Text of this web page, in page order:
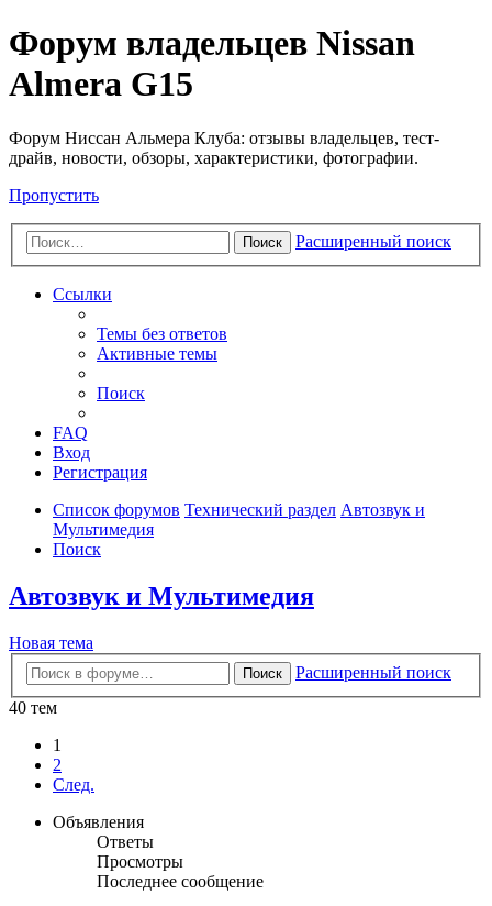
Форум владельцев Nissan
Almera G15
Форум Ниссан Альмера Клуба: отзывы владельцев, тест-
драйв, новости, обзоры, характеристики, фотографии.
Пропустить
Поиск Расширенный поиск
Ссылки
Темы без ответов
Активные темы
Поиск
FAQ
Вход
Регистрация
Список форумов Технический раздел Автозвук и
Мультимедия
Поиск
Автозвук и Мультимедия
Новая тема
Поиск
Расширенный поиск
40 тем
1
2
След.
Объявления
Ответы
Просмотры
Последнее сообщение